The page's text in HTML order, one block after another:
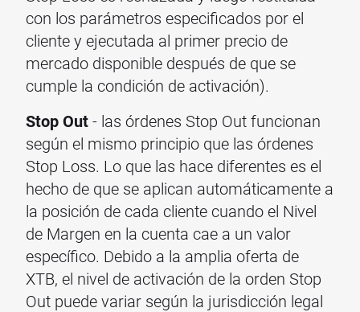
con los parámetros especificados por el
cliente y ejecutada al primer precio de
mercado disponible después de que se
cumple la condición de activación).
Stop Out- las órdenes Stop Out funcionan
según el mismo principio que las órdenes
Stop Loss. Lo que las hace diferentes es el
hecho de que se aplican automáticamente a
la posición de cada cliente cuando el Nivel
de Margen en la cuenta cae a un valor
específico. Debido a la amplia oferta de
XTB, el nivel de activación de la orden Stop
Out puede variar según la jurisdicción legal